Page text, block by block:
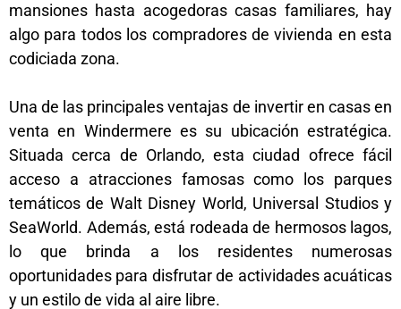
mansiones hasta acogedoras casas familiares, hay
algo para todos los compradores de vivienda en esta
codiciada zona.
Una de las principales ventajas de invertir en casas en
venta en Windermere es su ubicación estratégica.
Situada cerca de Orlando, esta ciudad ofrece fácil
acceso a atracciones famosas como los parques
temáticos de Walt Disney World, Universal Studios y
SeaWorld. Además, está rodeada de hermosos lagos,
lo que brinda a los residentes numerosas
oportunidades para disfrutar de actividades acuáticas
y un estilo de vida al aire libre.